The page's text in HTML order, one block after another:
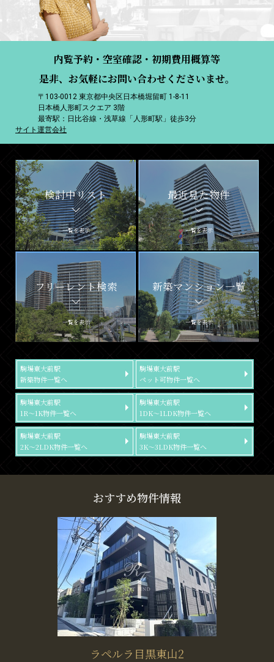
内覧予約・空室確認・初期費用概算等
是非、お気軽にお問い合わせくださいませ。
〒103-0012 東京都中央区日本橋堀留町 1-8-11
日本橋人形町スクエア 3階
最寄駅：日比谷線・浅草線「人形町駅」徒歩3分
サイト運営会社
検討中リスト
一覧を表示
最近見た物件
一覧を表示
フリーレント検索
一覧を表示
新築マンション一覧
一覧を表示
駒場東大前駅
新築物件一覧へ
駒場東大前駅
ペット可物件一覧へ
駒場東大前駅
1R～1K物件一覧へ
駒場東大前駅
1DK～1LDK物件一覧へ
駒場東大前駅
2K～2LDK物件一覧へ
駒場東大前駅
3K～3LDK物件一覧へ
おすすめ物件情報
ラペルラ目黒東山2